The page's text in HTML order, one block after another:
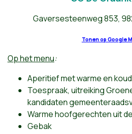
Gaversesteenweg 853,
Tonen op Google
Op het menu:
Aperitief met warme en
Toespraak, uitreiking
kandidaten
Warme hoofgerechten uit
Gebak